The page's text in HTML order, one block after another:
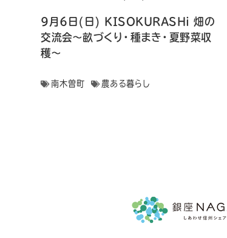
9月6日(日) KISOKURASHi 畑の
交流会〜畝づくり・種まき・夏野菜収
穫〜
南木曽町 農ある暮らし